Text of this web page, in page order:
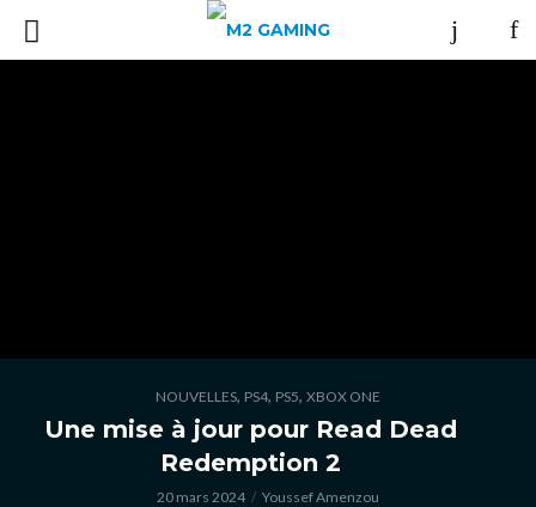
NOUVELLES, PS4, PS5, XBOX ONE
Une mise à jour pour Read Dead
Redemption 2
20 mars 2024 Youssef Amenzou